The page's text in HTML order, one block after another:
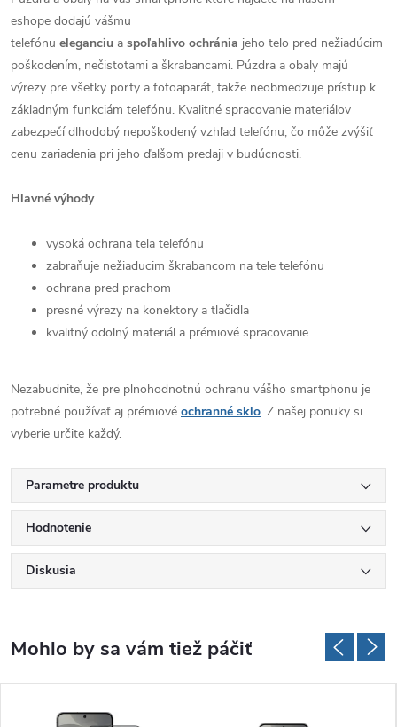
eshope dodajú vášmu
telefónu eleganciu a spoľahlivo ochránia jeho telo pred nežiadúcim
poškodením, nečistotami a škrabancami. Púzdra a obaly majú
výrezy pre všetky porty a fotoaparát, takže neobmedzuje prístup k
základným funkciám telefónu. Kvalitné spracovanie materiálov
zabezpečí dlhodobý nepoškodený vzhľad telefónu, čo môže zvýšiť
cenu zariadenia pri jeho ďalšom predaji v budúcnosti.
Hlavné výhody
vysoká ochrana tela telefónu
zabraňuje nežiaducim škrabancom na tele telefónu
ochrana pred prachom
presné výrezy na konektory a tlačidla
kvalitný odolný materiál a prémiové spracovanie
Nezabudnite, že pre plnohodnotnú ochranu vášho smartphonu je
potrebné používať aj prémiové ochranné sklo. Z našej ponuky si
vyberie určite každý.
Parametre produktu
Hodnotenie
Diskusia